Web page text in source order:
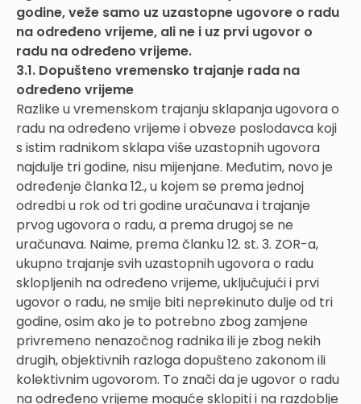
godine, veže samo uz uzastopne ugovore o radu
na određeno vrijeme, ali ne i uz prvi ugovor o
radu na određeno vrijeme.
3.1. Dopušteno vremensko trajanje rada na
određeno vrijeme
Razlike u vremenskom trajanju sklapanja ugovora o
radu na određeno vrijeme i obveze poslodavca koji
s istim radnikom sklapa više uzastopnih ugovora
najdulje tri godine, nisu mijenjane. Međutim, novo je
određenje članka 12., u kojem se prema jednoj
odredbi u rok od tri godine uračunava i trajanje
prvog ugovora o radu, a prema drugoj se ne
uračunava. Naime, prema članku 12. st. 3. ZOR-a,
ukupno trajanje svih uzastopnih ugovora o radu
sklopljenih na određeno vrijeme, uključujući i prvi
ugovor o radu, ne smije biti neprekinuto dulje od tri
godine, osim ako je to potrebno zbog zamjene
privremeno nenazočnog radnika ili je zbog nekih
drugih, objektivnih razloga dopušteno zakonom ili
kolektivnim ugovorom. To znači da je ugovor o radu
na određeno vrijeme moguće sklopiti i na razdoblje